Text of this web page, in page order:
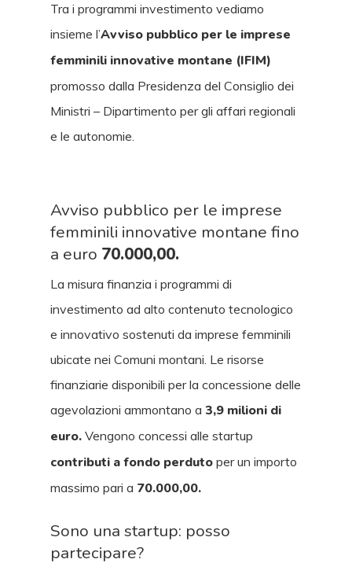
Tra i programmi investimento vediamo
insieme l’Avviso pubblico per le imprese
femminili innovative montane (IFIM)
promosso dalla Presidenza del Consiglio dei
Ministri – Dipartimento per gli affari regionali
e le autonomie.
Avviso pubblico per le imprese
femminili innovative montane fino
a euro 70.000,00.
La misura finanzia i programmi di
investimento ad alto contenuto tecnologico
e innovativo sostenuti da imprese femminili
ubicate nei Comuni montani. Le risorse
finanziarie disponibili per la concessione delle
agevolazioni ammontano a3,9 milioni di
euro. Vengono concessi alle startup
contributi a fondo perduto per un importo
massimo pari a 70.000,00.
Sono una startup: posso
partecipare?